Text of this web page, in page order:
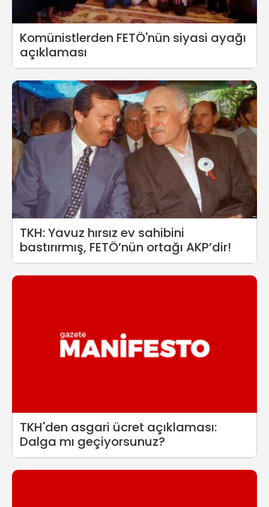
Komünistlerden FETÖ'nün siyasi ayağı
açıklaması
TKH: Yavuz hırsız ev sahibini
bastırırmış, FETÖ’nün ortağı AKP’dir!
TKH'den asgari ücret açıklaması:
Dalga mı geçiyorsunuz?